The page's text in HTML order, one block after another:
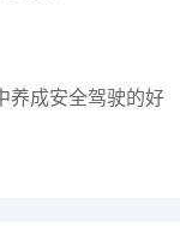
养成安全驾驶的好